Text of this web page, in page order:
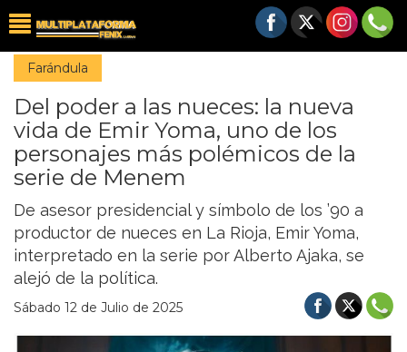
Farándula
Del poder a las nueces: la nueva
vida de Emir Yoma, uno de los
personajes más polémicos de la
serie de Menem
De asesor presidencial y símbolo de los ’90 a
productor de nueces en La Rioja, Emir Yoma,
interpretado en la serie por Alberto Ajaka, se
alejó de la política.
Sábado 12 de Julio de 2025